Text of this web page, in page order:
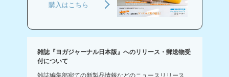
購入はこちら
雑誌『ヨガジャーナル日本版』へのリリース・郵送物受
付について
雑誌編集部宛ての新製品情報などのニュースリリース、